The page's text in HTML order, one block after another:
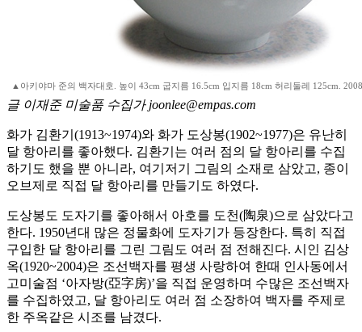
▲아키야마 준의 백자대호. 높이 43cm 굽지름 16.5cm 입지름 18cm 허리둘레 125cm.
글 이재준 미술품 수집가 joonlee@empas.com
화가 김환기(1913~1974)와 화가 도상봉(1902~1977)은 유난히
달 항아리를 좋아했다. 김환기는 여러 점의 달 항아리를 수집
하기도 했을 뿐 아니라, 여기저기 그림의 소재로 삼았고, 종이
오브제로 직접 달 항아리를 만들기도 하였다.
도상봉도 도자기를 좋아해서 아호를 도천(陶泉)으로 삼았다고
한다. 1950년대 많은 정물화에 도자기가 등장한다. 특히 직접
구입한 달 항아리를 그린 그림도 여러 점 전해진다. 시인 김상
옥(1920~2004)은 조선백자를 평생 사랑하여 한때 인사동에서
고미술점 ‘아자방(亞字房)’을 직접 운영하며 수많은 조선백자
를 수집하였고, 달 항아리도 여러 점 소장하여 백자를 주제로
한 주옥같은 시조를 남겼다.